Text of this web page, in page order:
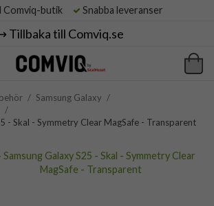
Comviq-butik Snabba leveranser
Tillbaka till Comviq.se
/ Samsung Galaxy /
/
- Skal - Symmetry Clear MagSafe - Transparent